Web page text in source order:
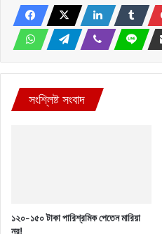
সংশ্লিষ্ট সংবাদ
১২০-১৫০ টাকা পারিশ্রমিক পেতেন মারিয়া
নূর!